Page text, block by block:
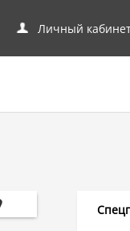
Личный